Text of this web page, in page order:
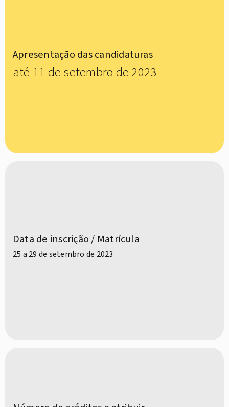
Apresentação das candidaturas
até 11 de setembro de 2023
Data de inscrição / Matrícula
25 a 29 de setembro de 2023